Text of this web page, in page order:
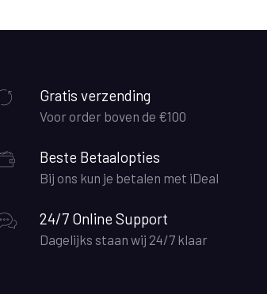
Gratis verzending
Voor order boven de €100
Beste Betaalopties
Bij ons kun je betalen met iDeal
24/7 Online Support
Dagelijks staan wij 24/7 klaar